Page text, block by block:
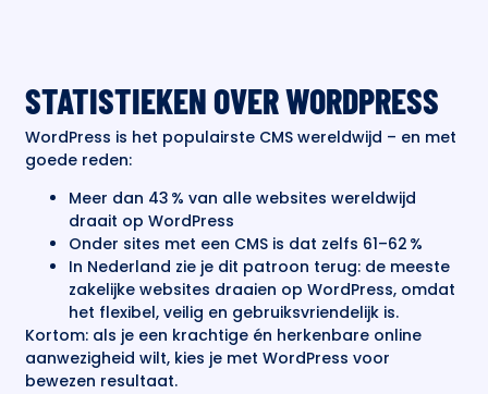
STATISTIEKEN OVER WORDPRESS
WordPress is het populairste CMS wereldwijd – en met
goede reden:
Meer dan 43 % van alle websites wereldwijd
draait op WordPress
Onder sites met een CMS is dat zelfs 61–62 %
In Nederland zie je dit patroon terug: de meeste
zakelijke websites draaien op WordPress, omdat
het flexibel, veilig en gebruiksvriendelijk is.
Kortom: als je een krachtige én herkenbare online
aanwezigheid wilt, kies je met WordPress voor
bewezen resultaat.